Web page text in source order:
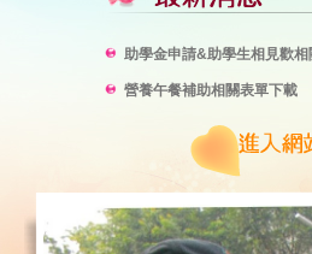
助學金申請&助學生相見歡
營養午餐補助相關表單下載